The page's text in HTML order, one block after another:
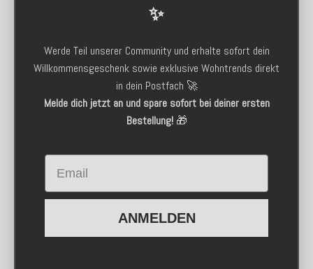
✨
Werde Teil unserer Community und erhalte sofort dein
Willkommensgeschenk sowie exklusive Wohntrends direkt
in dein Postfach 🚀
Melde dich jetzt an und spare sofort bei deiner ersten
Bestellung!🎁
Email
ANMELDEN